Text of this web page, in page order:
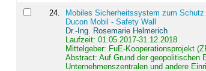
24.
Mobiles Sicherheitssystem zum
Ducon Mobil - Safety Wall
Dr.-Ing. Rosemarie Helmerich
Laufzeit: 01.05.2017-31.12.2018
Mittelgeber: FuE-Kooperationsprojekt
Abstract:Auf Grund der geopolitischen
Unternehmenszentralen und andere